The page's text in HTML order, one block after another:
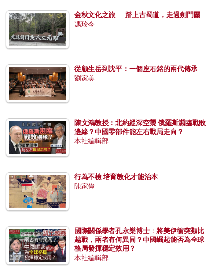
金秋文化之旅──踏上古蜀道，走過劍門關
馮珍今
從顧生岳到沈平：一個座右銘的兩代傳承
劉家美
陳文鴻教授：北約縱深空襲 俄羅斯瀕臨戰敗
邊緣？中國零部件能左右戰局走向？
本社編輯部
行為不檢 培育教化才能治本
陳家偉
國際關係學者孔永樂博士：將美伊衝突類比
越戰，兩者有何異同？中國崛起能否為全球
格局發揮穩定效用？
本社編輯部